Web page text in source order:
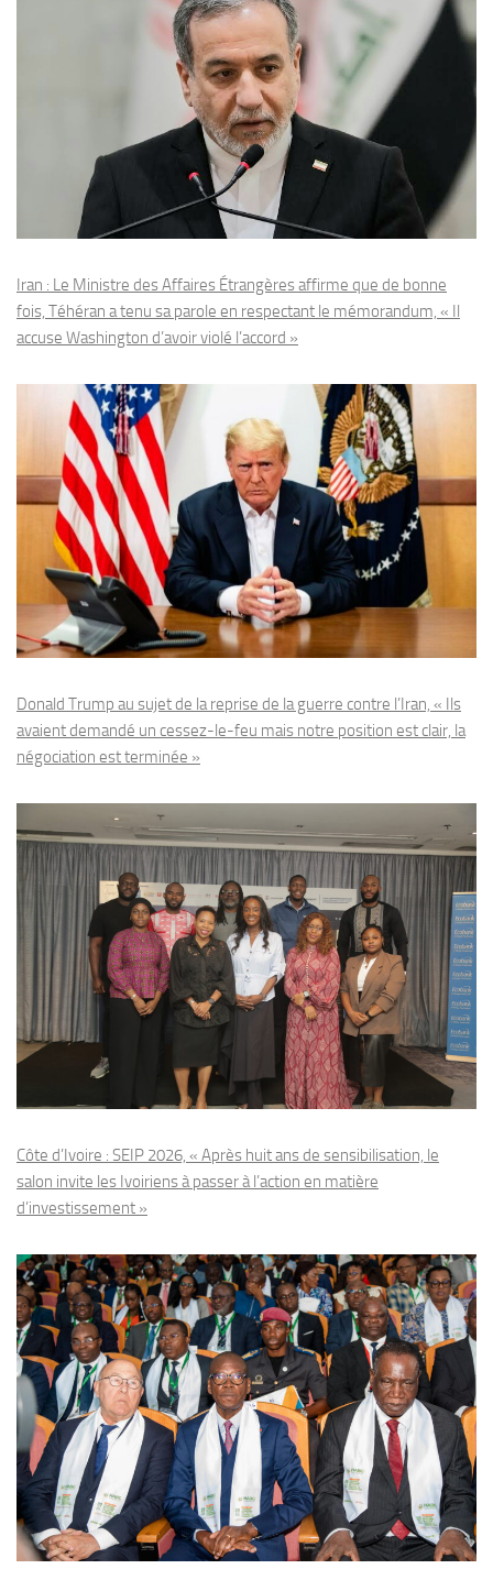
Iran : Le Ministre des Affaires Étrangères affirme que de bonne
fois, Téhéran a tenu sa parole en respectant le mémorandum, « Il
accuse Washington d’avoir violé l’accord »
Donald Trump au sujet de la reprise de la guerre contre l’Iran, « Ils
avaient demandé un cessez-le-feu mais notre position est clair, la
négociation est terminée »
Côte d’Ivoire : SEIP 2026, « Après huit ans de sensibilisation, le
salon invite les Ivoiriens à passer à l’action en matière
d’investissement »